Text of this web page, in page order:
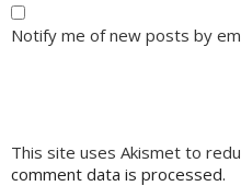
Notify me of new posts by
This site uses Akismet to
comment data is processed.